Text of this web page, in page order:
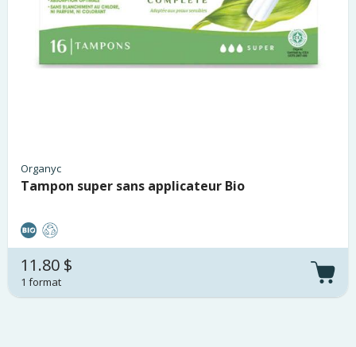
Organyc
Tampon super sans applicateur Bio
11.80 $
1 format